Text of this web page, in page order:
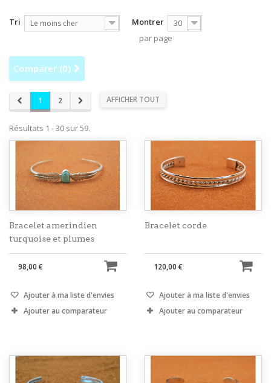
Tri Le moins cher Montrer 30
par page
Comparer (0)
AFFICHER TOUT
1 2
Résultats 1 - 30 sur 59.
Bracelet amerindien
turquoise et plumes
98,00 €
Ajouter à ma liste d'envies
Ajouter au comparateur
Bracelet corde
120,00 €
Ajouter à ma liste d'envies
Ajouter au comparateur